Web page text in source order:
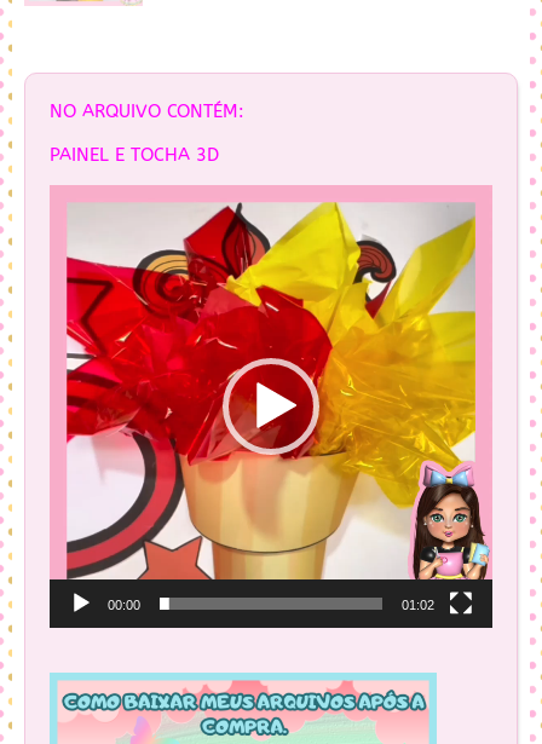
NO ARQUIVO CONTÉM:
PAINEL E TOCHA 3D
Tocador
00:00 01:02